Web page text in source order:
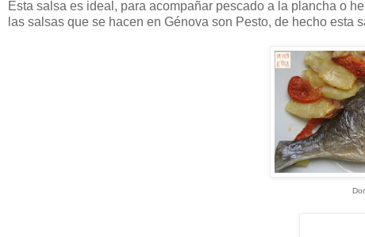
Esta salsa es ideal, para acompañar pescado a la plancha o
las salsas que se hacen en Génova son Pesto, de hecho esta